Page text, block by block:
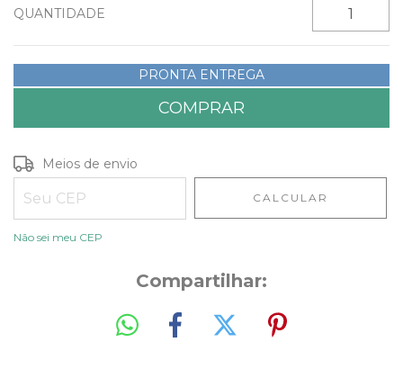
QUANTIDADE
PRONTA ENTREGA
Entregas para o CEP:
Meios de envio
CALCULAR
Não sei meu CEP
Compartilhar: